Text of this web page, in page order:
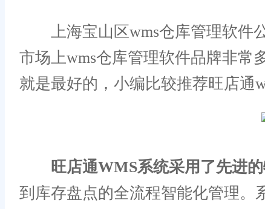
上海宝山区wms仓库管理软件公
市场上wms仓库管理软件品牌非常
就是最好的，小编比较推荐旺店通
旺店通WMS系统采用了先进
到库存盘点的全流程智能化管理。